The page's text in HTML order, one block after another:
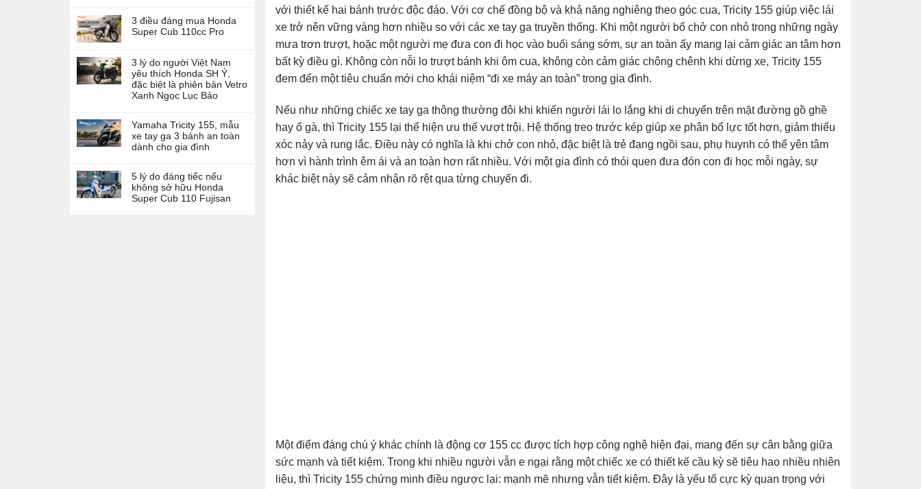
3 điều đáng mua Honda
Super Cub 110cc Pro
3 lý do người Việt Nam
yêu thích Honda SH Ý,
đặc biệt là phiên bản Vetro
Xanh Ngọc Lục Bảo
Yamaha Tricity 155, mẫu
xe tay ga 3 bánh an toàn
dành cho gia đình
5 lý do đáng tiếc nếu
không sở hữu Honda
Super Cub 110 Fujisan
với thiết kế hai bánh trước độc đáo. Với cơ chế đồng bộ và khả năng nghiêng theo góc cua, Tricity 155 giúp việc lái
xe trở nên vững vàng hơn nhiều so với các xe tay ga truyền thống. Khi một người bố chở con nhỏ trong những ngày
mưa trơn trượt, hoặc một người mẹ đưa con đi học vào buổi sáng sớm, sự an toàn ấy mang lại cảm giác an tâm hơn
bất kỳ điều gì. Không còn nỗi lo trượt bánh khi ôm cua, không còn cảm giác chông chênh khi dừng xe, Tricity 155
đem đến một tiêu chuẩn mới cho khái niệm “đi xe máy an toàn” trong gia đình.
Nếu như những chiếc xe tay ga thông thường đôi khi khiến người lái lo lắng khi di chuyển trên mặt đường gồ ghề
hay ổ gà, thì Tricity 155 lại thể hiện ưu thế vượt trội. Hệ thống treo trước kép giúp xe phân bổ lực tốt hơn, giảm thiểu
xóc nảy và rung lắc. Điều này có nghĩa là khi chở con nhỏ, đặc biệt là trẻ đang ngồi sau, phụ huynh có thể yên tâm
hơn vì hành trình êm ái và an toàn hơn rất nhiều. Với một gia đình có thói quen đưa đón con đi học mỗi ngày, sự
khác biệt này sẽ cảm nhận rõ rệt qua từng chuyến đi.
Một điểm đáng chú ý khác chính là động cơ 155 cc được tích hợp công nghệ hiện đại, mang đến sự cân bằng giữa
sức mạnh và tiết kiệm. Trong khi nhiều người vẫn e ngại rằng một chiếc xe có thiết kế cầu kỳ sẽ tiêu hao nhiều nhiên
liệu, thì Tricity 155 chứng minh điều ngược lại: mạnh mẽ nhưng vẫn tiết kiệm. Đây là yếu tố cực kỳ quan trọng với